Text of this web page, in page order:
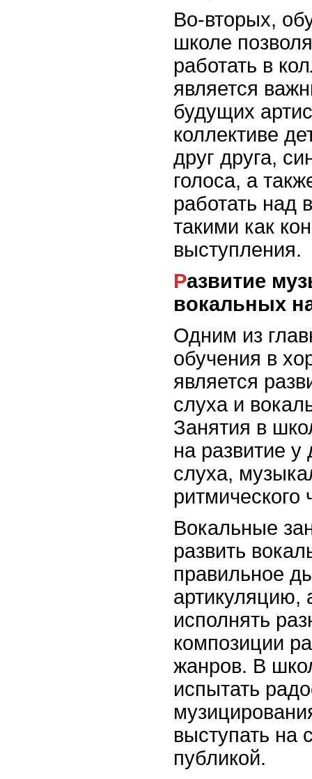
Во-вторых,
школе
работать в
является
будущих
коллективе
друг друга,
голоса, а
работать над
такими как
выступления.
Развитие музыкального слуха и
вокальных
Одним из
обучения в
является
слуха и
Занятия в
на развитие у
слуха,
ритмического
Вокальные
развить
правильное
артикуляцию,
исполнять
композиции
жанров. В
испытать
выступать на
публикой.